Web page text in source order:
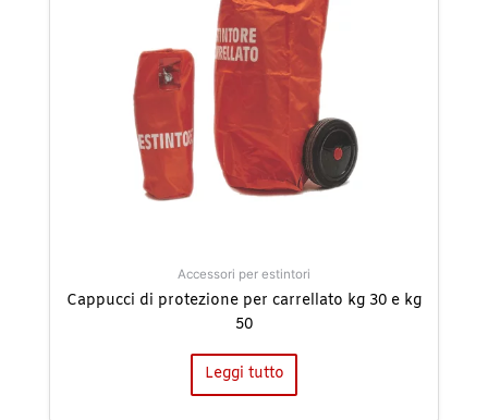
Accessori per estintori
Cappucci di protezione per carrellato kg 30 e kg
50
Leggi tutto